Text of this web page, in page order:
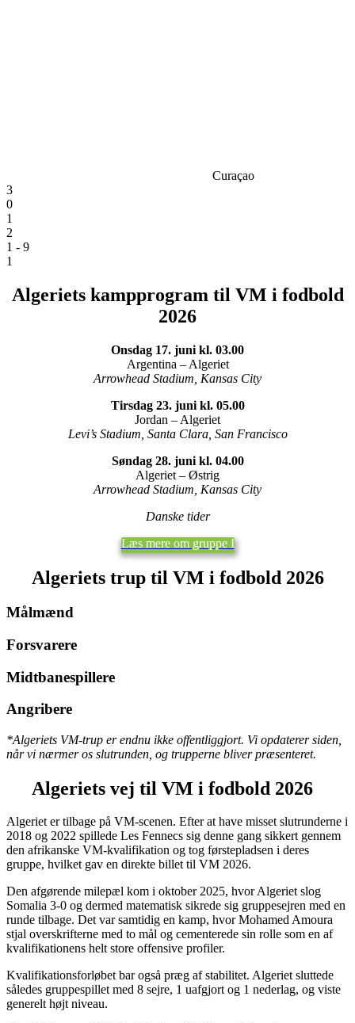
Curaçao
3
0
1
2
1 - 9
1
Algeriets kampprogram til VM i fodbold
2026
Onsdag 17. juni kl. 03.00
Argentina – Algeriet
Arrowhead Stadium, Kansas City
Tirsdag 23. juni kl. 05.00
Jordan – Algeriet
Levi’s Stadium, Santa Clara, San Francisco
Søndag 28. juni kl. 04.00
Algeriet – Østrig
Arrowhead Stadium, Kansas City
Danske tider
Læs mere om gruppe I
Algeriets trup til VM i fodbold 2026
Målmænd
Forsvarere
Midtbanespillere
Angribere
*Algeriets VM-trup er endnu ikke offentliggjort. Vi opdaterer siden,
når vi nærmer os slutrunden, og trupperne bliver præsenteret.
Algeriets vej til VM i fodbold 2026
Algeriet er tilbage på VM-scenen. Efter at have misset slutrunderne i
2018 og 2022 spillede Les Fennecs sig denne gang sikkert gennem
den afrikanske VM-kvalifikation og tog førstepladsen i deres
gruppe, hvilket gav en direkte billettil VM 2026.
Den afgørende milepæl kom i oktober 2025, hvor Algeriet slog
Somalia 3-0 og dermed matematisk sikrede sig gruppesejren med en
runde tilbage. Det var samtidig en kamp, hvorMohamed Amoura
stjal overskrifterne med to mål og cementerede sin rolle som en af
kvalifikationens helt store offensive profiler.
Kvalifikationsforløbet bar også præg af stabilitet. Algeriet sluttede
således gruppespillet med 8 sejre, 1 uafgjort og 1 nederlag, og viste
generelt højt niveau.